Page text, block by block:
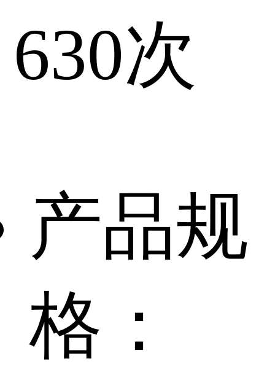
630次
产品规
格：